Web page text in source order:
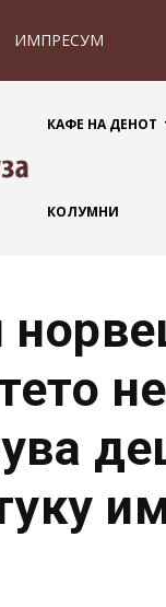
ИМПРЕСУМ
КАФЕ НА ДЕНОТ
КОЛУМНИ